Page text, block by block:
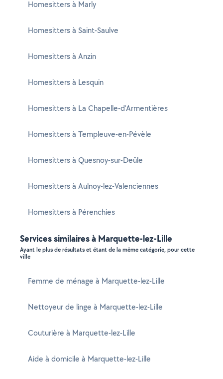
Homesitters à Marly
Homesitters à Saint-Saulve
Homesitters à Anzin
Homesitters à Lesquin
Homesitters à La Chapelle-d'Armentières
Homesitters à Templeuve-en-Pévèle
Homesitters à Quesnoy-sur-Deûle
Homesitters à Aulnoy-lez-Valenciennes
Homesitters à Pérenchies
Services similaires à Marquette-lez-Lille
Ayant le plus de résultats et étant de la même catégorie, pour cette
ville
Femme de ménage à Marquette-lez-Lille
Nettoyeur de linge à Marquette-lez-Lille
Couturière à Marquette-lez-Lille
Aide à domicile à Marquette-lez-Lille